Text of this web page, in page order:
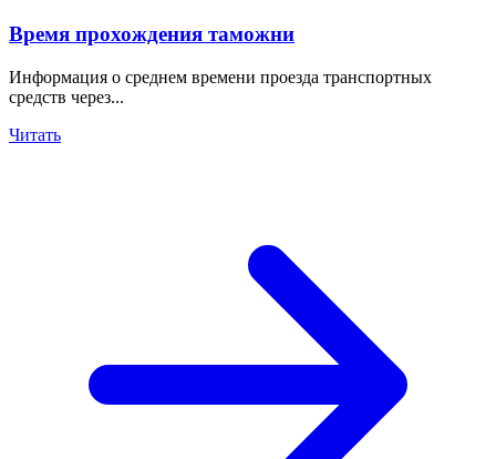
Время прохождения таможни
Информация о среднем времени проезда транспортных
средств через...
Читать